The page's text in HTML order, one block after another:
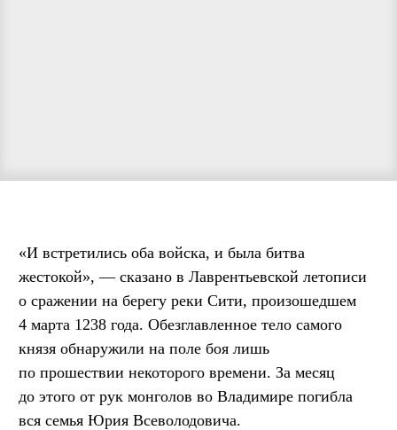
«И встретились оба войска, и была битва
жестокой», — сказано в Лаврентьевской летописи
о сражении на берегу реки Сити, произошедшем
4 марта 1238 года. Обезглавленное тело самого
князя обнаружили на поле боя лишь
по прошествии некоторого времени. За месяц
до этого от рук монголов во Владимире погибла
вся семья Юрия Всеволодовича.